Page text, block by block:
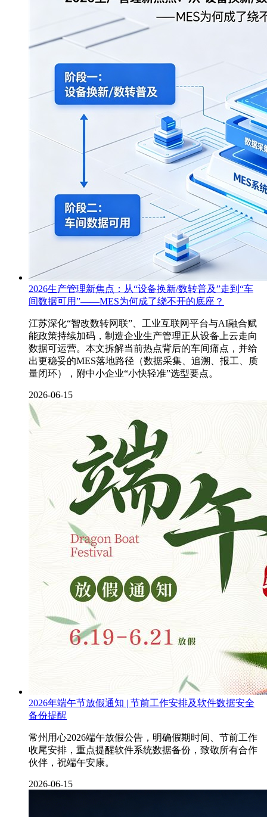
2026生产管理新焦点：从“设备换新/数转普及”走到“车
间数据可用”——MES为何成了绕不开的底座？
江苏深化“智改数转网联”、工业互联网平台与AI融合赋
能政策持续加码，制造企业生产管理正从设备上云走向
数据可运营。本文拆解当前热点背后的车间痛点，并给
出更稳妥的MES落地路径（数据采集、追溯、报工、质
量闭环），附中小企业“小快轻准”选型要点。
2026-06-15
2026年端午节放假通知 | 节前工作安排及软件数据安全
备份提醒
常州用心2026端午放假公告，明确假期时间、节前工作
收尾安排，重点提醒软件系统数据备份，致敬所有合作
伙伴，祝端午安康。
2026-06-15